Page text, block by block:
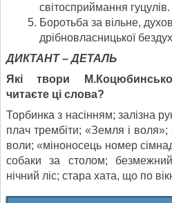
світосприймання гуцулів.
Боротьба за вільне,
дрібновласницької
ДИКТАНТ – ДЕТАЛЬ
Які твори
читаєте ці слова?
Торбинка з насінням; залізна
плач трембіти; «Земля і воля»;
воли; «міноносець номер
собаки за столом;
нічний ліс; стара хата, що по